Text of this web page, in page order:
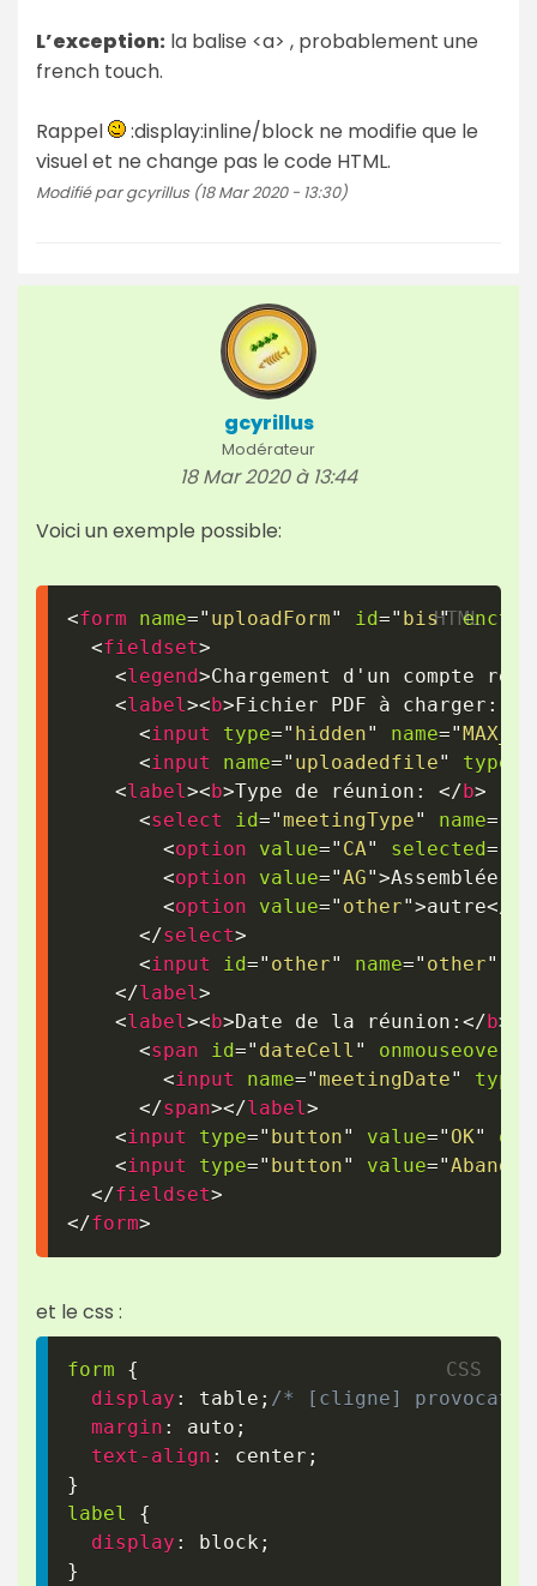
L’exception: la balise <a> , probablement une
french touch.
Rappel
:display:inline/block ne modifie que le
visuel et ne change pas le code HTML.
Modifié par gcyrillus (18 Mar 2020 - 13:30)
gcyrillus
Modérateur
18 Mar 2020 à 13:44
Voici un exemple possible:
<form name=" uploadForm" id=" bis"
<fieldset>
<legend>Chargement d'un compte
<label ><b>Fichier PDF à charger:
<input type=" hidden" name="
<input name=" uploadedfile" type
<label ><b>Type de réunion: </b>
<select id="meetingType" name=
<option value=" CA" selected=
<option value="AG">Assemblée
<option value=" other">autre</
</select>
<input id=" other" name=" other"
</label >
<label ><b>Date de la réunion: </b>
<span id=" dateCell " onmouseover
<input name="meetingDate" type
</span></label >
<input type=" button" value=" OK"
<input type=" button" value="Abandon
</fieldset>
</form>
et le css :
form
{
display : table ; /* [cligne]
margin : auto ;
text-align : center ;
}
label
{
display : block ;
}